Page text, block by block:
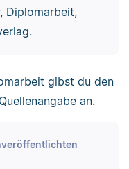
Diplomarbeit,
gibst du den
an.